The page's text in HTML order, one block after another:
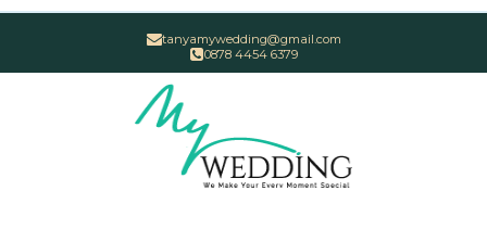
tanyamywedding@gmail.com
0878 4454 6379